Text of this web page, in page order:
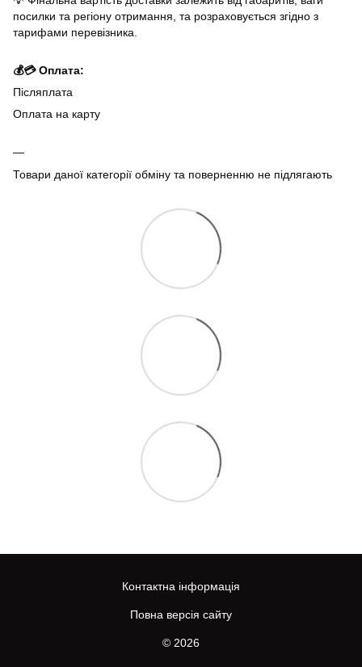
посилки та регіону отримання, та розраховується згідно з
тарифами перевізника.
💰💳 Оплата:
Післяплата
Оплата на карту
Товари даної категорії обміну та поверненню не підлягають
Контактна інформація
Повна версія сайту
© 2026